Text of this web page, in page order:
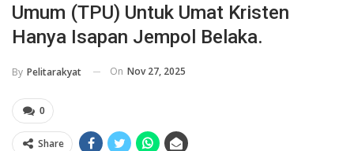
Umum (TPU) Untuk Umat Kristen
Hanya Isapan Jempol Belaka.
By Pelitarakyat On Nov 27, 2025
0
Share